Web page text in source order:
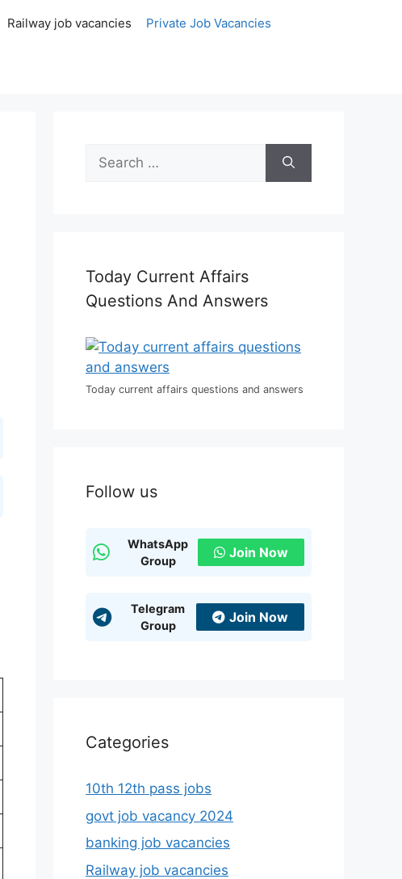
Railway job vacancies Private Job Vacancies
Search
for:
Today Current Affairs
Questions And Answers
Today current affairs questions and answers
Follow us
WhatsApp
Group
Join Now
Telegram
Group
Join Now
Categories
10th 12th pass jobs
govt job vacancy 2024
banking job vacancies
Railway job vacancies